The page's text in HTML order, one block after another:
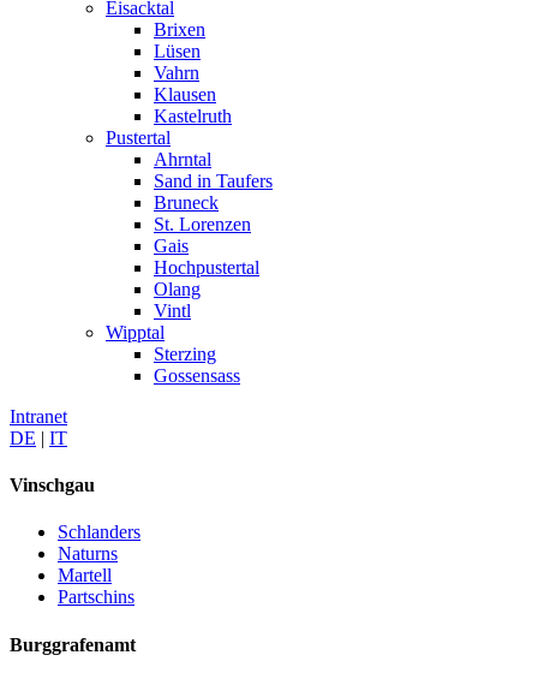
Eisacktal
Brixen
Lüsen
Vahrn
Klausen
Kastelruth
Pustertal
Ahrntal
Sand in Taufers
Bruneck
St. Lorenzen
Gais
Hochpustertal
Olang
Vintl
Wipptal
Sterzing
Gossensass
Intranet
DE | IT
Vinschgau
Schlanders
Naturns
Martell
Partschins
Burggrafenamt